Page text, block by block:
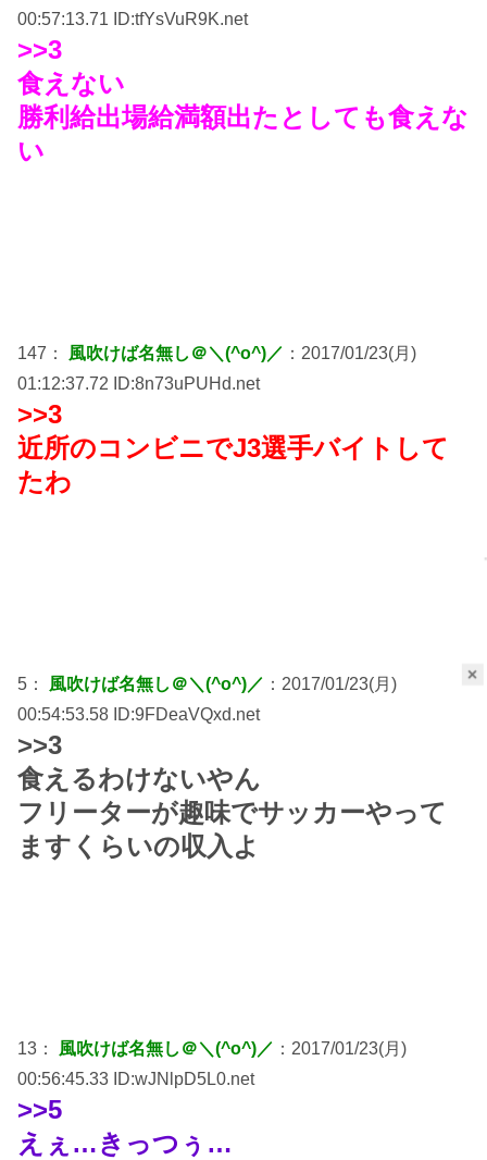
×
00:57:13.71 ID:tfYsVuR9K.net
>>3
食えない
勝利給出場給満額出たとしても食えな
い
147： 風吹けば名無し＠＼(^o^)／ ：2017/01/23(月)
01:12:37.72 ID:8n73uPUHd.net
>>3
近所のコンビニでJ3選手バイトして
たわ
5： 風吹けば名無し＠＼(^o^)／ ：2017/01/23(月)
00:54:53.58 ID:9FDeaVQxd.net
>>3
食えるわけないやん
フリーターが趣味でサッカーやって
ますくらいの収入よ
13： 風吹けば名無し＠＼(^o^)／ ：2017/01/23(月)
00:56:45.33 ID:wJNlpD5L0.net
>>5
えぇ…きっつぅ…